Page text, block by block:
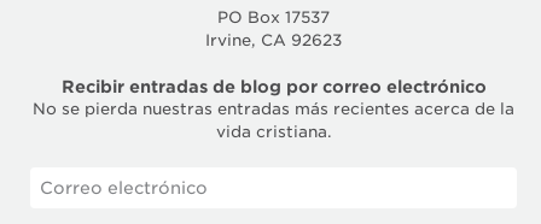
PO Box 17537
Irvine, CA 92623
Recibir entradas de blog por correo electrónico
No se pierda nuestras entradas más recientes acerca de la
vida cristiana.